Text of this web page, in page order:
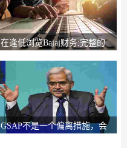
在逢低浏览Bajaj财务;完整的
GSAP不是一个偏离措施，会